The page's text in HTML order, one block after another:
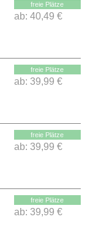
freie Plätze
ab: 40,49 €
freie Plätze
ab: 39,99 €
freie Plätze
ab: 39,99 €
freie Plätze
ab: 39,99 €